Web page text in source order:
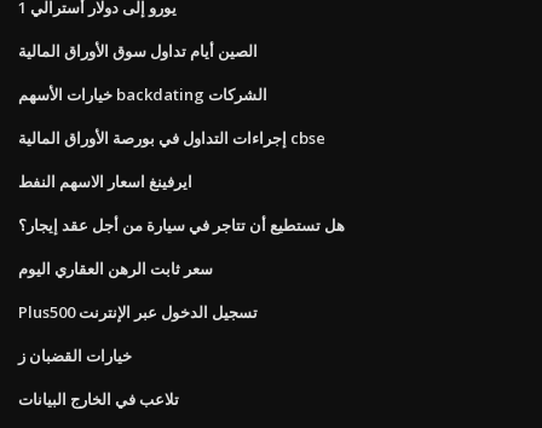
1 يورو إلى دولار أسترالي
الصين أيام تداول سوق الأوراق المالية
خيارات الأسهم backdating الشركات
إجراءات التداول في بورصة الأوراق المالية cbse
ايرفينغ اسعار الاسهم النفط
هل تستطيع أن تتاجر في سيارة من أجل عقد إيجار؟
سعر ثابت الرهن العقاري اليوم
Plus500 تسجيل الدخول عبر الإنترنت
خيارات القضبان ز
تلاعب في الخارج البيانات